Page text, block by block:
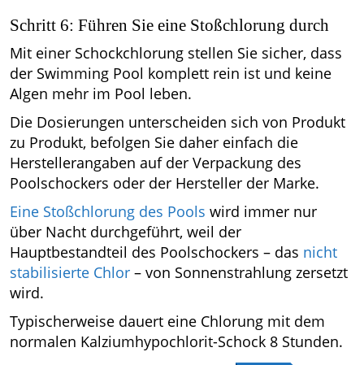
Schritt 6: Führen Sie eine Stoßchlorung durch
Mit einer Schockchlorung stellen Sie sicher, dass
der Swimming Pool komplett rein ist und keine
Algen mehr im Pool leben.
Die Dosierungen unterscheiden sich von Produkt
zu Produkt, befolgen Sie daher einfach die
Herstellerangaben auf der Verpackung des
Poolschockers oder der Hersteller der Marke.
Eine Stoßchlorung des Pools wird immer nur
über Nacht durchgeführt, weil der
Hauptbestandteil des Poolschockers – das nicht
stabilisierte Chlor – von Sonnenstrahlung zersetzt
wird.
Typischerweise dauert eine Chlorung mit dem
normalen Kalziumhypochlorit-Schock 8 Stunden.